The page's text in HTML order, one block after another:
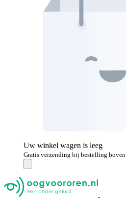
Uw winkel wagen is leeg
Gratis verzending bij bestelling boven